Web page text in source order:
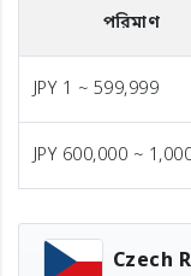
পরিমাণ
JPY 1 ~ 599,999
JPY 600,000 ~
Czech